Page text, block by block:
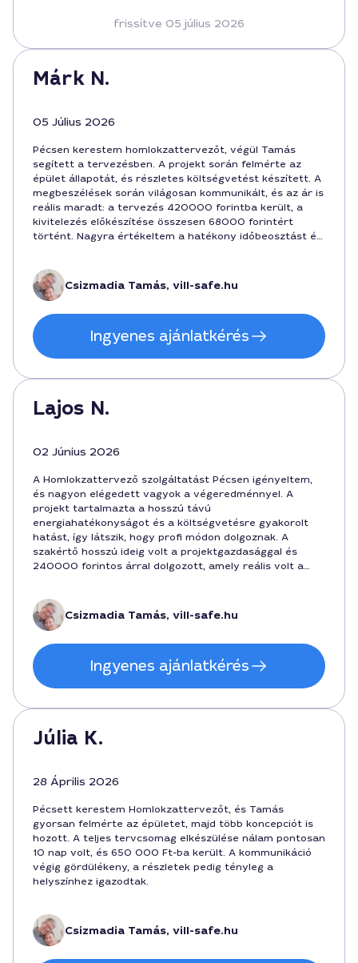
frissítve 05 július 2026
Márk N.
05 Július 2026
Pécsen kerestem homlokzattervezőt, végül Tamás
segített a tervezésben. A projekt során felmérte az
épület állapotát, és részletes költségvetést készített. A
megbeszélések során világosan kommunikált, és az ár is
reális maradt: a tervezés 420000 forintba került, a
kivitelezés előkészítése összesen 68000 forintért
történt. Nagyra értékeltem a hatékony időbeosztást és
Csizmadia Tamás, vill-safe.hu
Ingyenes ajánlatkérés
Lajos N.
02 Június 2026
A Homlokzattervező szolgáltatást Pécsen igényeltem,
és nagyon elégedett vagyok a végeredménnyel. A
projekt tartalmazta a hosszú távú
energiahatékonyságot és a költségvetésre gyakorolt
hatást, így látszik, hogy profi módon dolgoznak. A
szakértő hosszú ideig volt a projektgazdasággal és
240000 forintos árral dolgozott, amely reális volt a
a végső elégedettséghez.
Csizmadia Tamás, vill-safe.hu
Ingyenes ajánlatkérés
Júlia K.
28 Április 2026
Pécsett kerestem Homlokzattervezőt, és Tamás
gyorsan felmérte az épületet, majd több koncepciót is
hozott. A teljes tervcsomag elkészülése nálam pontosan
10 nap volt, és 650 000 Ft-ba került. A kommunikáció
végig gördülékeny, a részletek pedig tényleg a
helyszínhez igazodtak.
Csizmadia Tamás, vill-safe.hu